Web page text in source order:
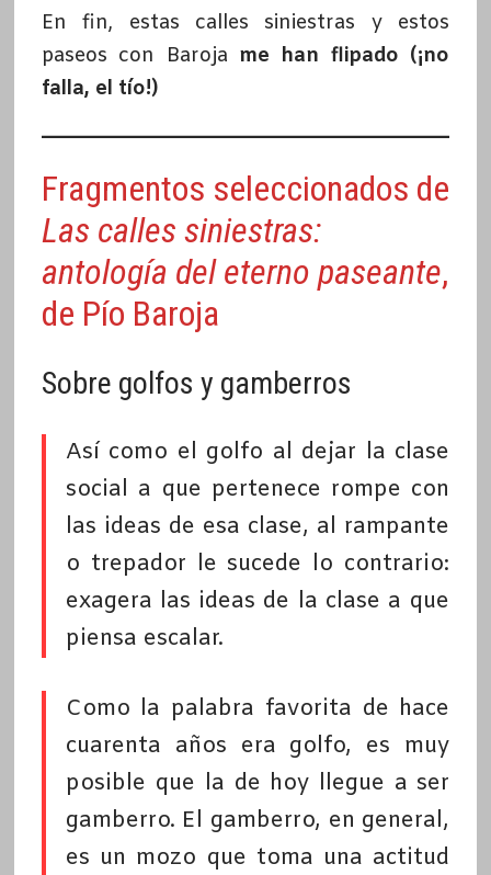
En fin, estas calles siniestras y estos
paseos con Baroja me han flipado (¡no
falla, el tío!)
Fragmentos seleccionados de
Las calles siniestras:
antología del eterno paseante,
de Pío Baroja
Sobre golfos y gamberros
Así como el golfo al dejar la clase
social a que pertenece rompe con
las ideas de esa clase, al rampante
o trepador le sucede lo contrario:
exagera las ideas de la clase a que
piensa escalar.
Como la palabra favorita de hace
cuarenta años era golfo, es muy
posible que la de hoy llegue a ser
gamberro. El gamberro, en general,
es un mozo que toma una actitud